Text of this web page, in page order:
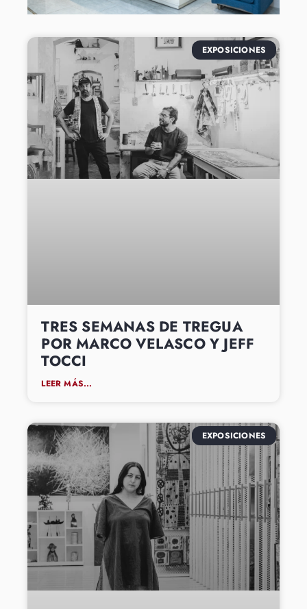
EXPOSICIONES
TRES SEMANAS DE TREGUA
POR MARCO VELASCO Y JEFF
TOCCI
LEER MÁS...
EXPOSICIONES